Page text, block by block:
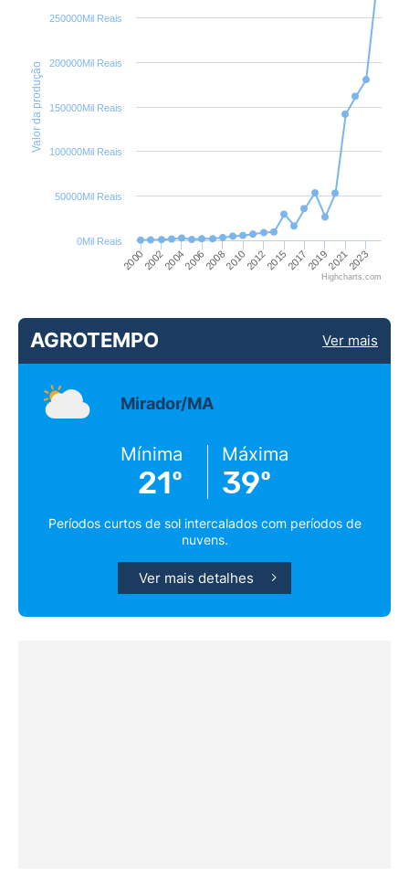
Valor da produção
200020022004200620082010201220152017201920212023
0Mil Reais
50000Mil Reais
100000Mil Reais
150000Mil Reais
200000Mil Reais
250000Mil Reais
Highcharts.com
AGROTEMPO Ver mais
Mirador/MA
Mínima
21º
Máxima
39º
Períodos curtos de sol intercalados com períodos de
nuvens.
Ver mais detalhes